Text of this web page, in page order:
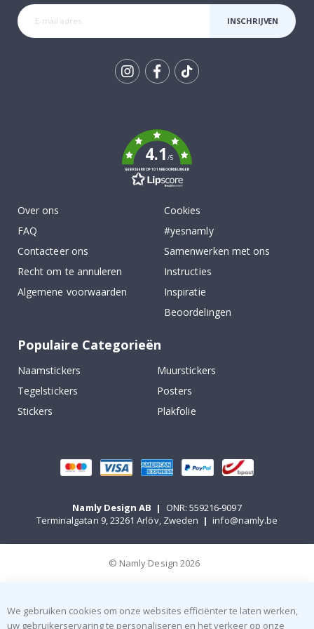
INSCHRIJVEN
4.1/5
GEBASEERD OP 1019 BEOORDELINGEN
Over ons
FAQ
Contacteer ons
Recht om te annuleren
Algemene voorwaarden
Cookies
#yesnamly
Samenwerken met ons
Instructies
Inspiratie
Beoordelingen
Populaire Categorieën
Naamstickers
Muurstickers
Tegelstickers
Posters
Stickers
Plakfolie
Namly Design AB |
ONR: 559216-9097
Terminalgatan 9, 23261 Arlöv, Zweden | info@namly.be
© Namly Design 2026
We gebruiken cookies om onze websites efficiënter te laten werken,
uw gebruikerservaring te personaliseren en het verkeer op onze